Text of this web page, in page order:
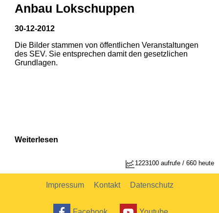
1 2
Anbau Lokschuppen
30-12-2012
Die Bilder stammen von öffentlichen Veranstaltungen
des SEV. Sie entsprechen damit den gesetzlichen
Grundlagen.
Weiterlesen
1223100 aufrufe / 660 heute
Impressum Kontakt Datenschutz